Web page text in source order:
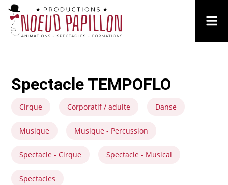
Spectacle TEMPOFLO
Cirque Corporatif / adulte Danse
Musique Musique - Percussion
Spectacle - Cirque Spectacle - Musical
Spectacles